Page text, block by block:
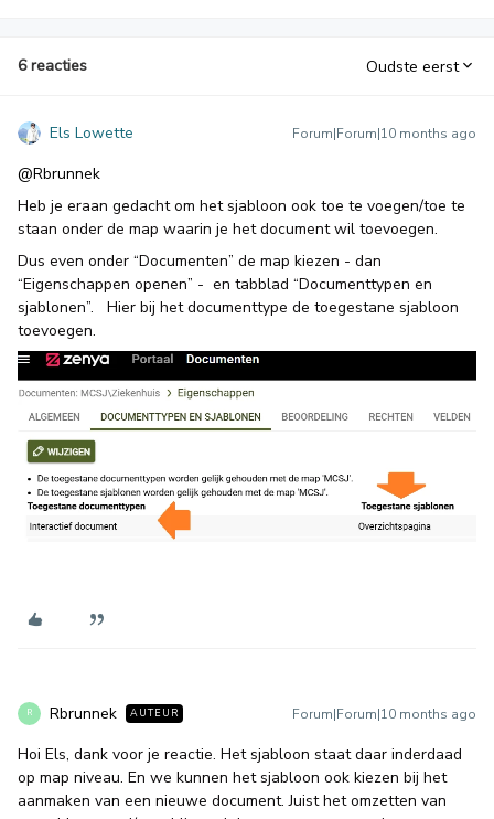
6 reacties Oudste eerst
Els Lowette Forum|Forum|10 months ago
@Rbrunnek
Heb je eraan gedacht om het sjabloon ook toe te voegen/toe te
staan onder de map waarin je het document wil toevoegen.
Dus even onder “Documenten” de map kiezen - dan
“Eigenschappen openen” - en tabblad “Documenttypen en
sjablonen”. Hier bij het documenttype de toegestane sjabloon
toevoegen.
R Rbrunnek AUTEUR Forum|Forum|10 months ago
Hoi Els, dank voor je reactie. Het sjabloon staat daar inderdaad
op map niveau. En we kunnen het sjabloon ook kiezen bij het
aanmaken van een nieuwe document. Juist het omzetten van